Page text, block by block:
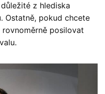
z hlediska
Ostatně, pokud chcete
posilovat